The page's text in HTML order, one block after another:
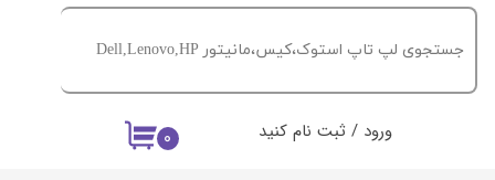
۰ ورود / ثبت نام کنید